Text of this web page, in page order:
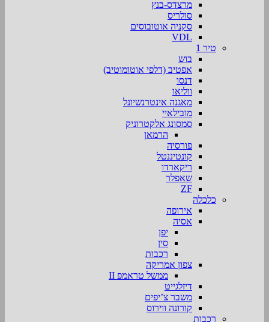
מרצדס-בנץ
סולריס
סקניה אוטובוסים
VDL
טיר 1
בוש
אפטיב (דלפי אוטומוטיב)
דנסו
ווליאו
מאגנה אינטרנשיונל
מובילאיי
סמסונג אלקטרוניק
הרמאן
פורסיה
קונטיננטל
ריקארדו
שאפלר
ZF
כלכלה
אירופה
אסיה
יפן
סין
רכבות
צפון אמריקה
ממשל טראמפ II
דיזלגייט
משבר צ’יפים
קורונה ווירוס
רכבות